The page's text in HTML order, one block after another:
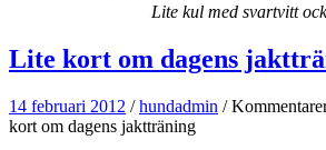
Lite kul med svartvitt
Lite kort om dagens
14 februari 2012 /hundadmin /
kort om dagens jaktträning